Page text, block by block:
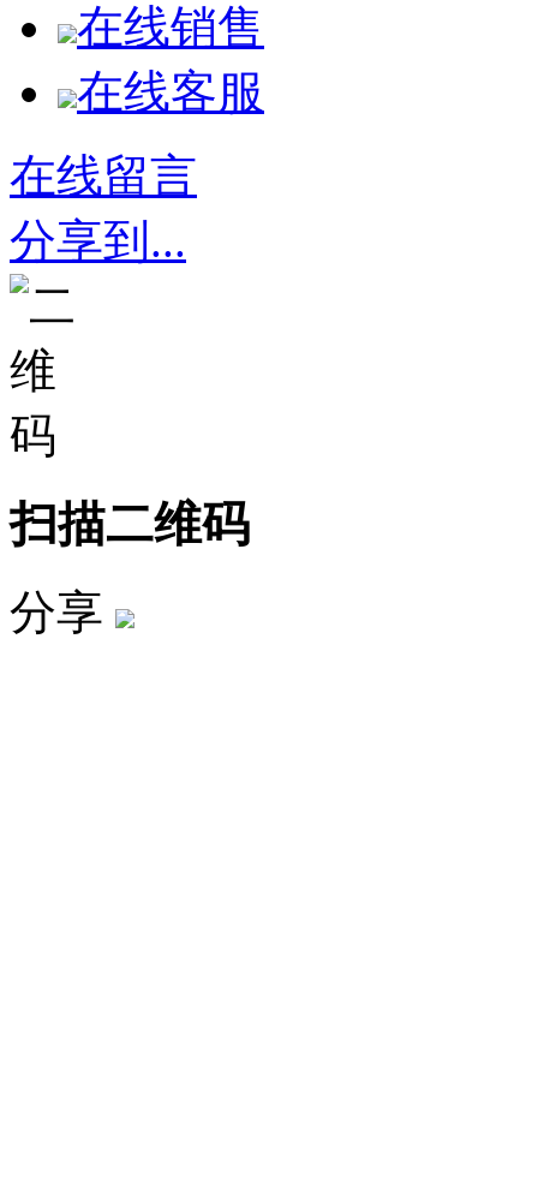
在线销售
在线客服
在线留言
分享到...
扫描二维码
分享